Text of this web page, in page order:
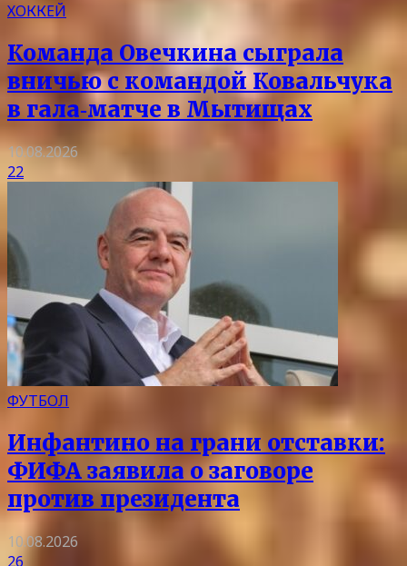
ХОККЕЙ
Команда Овечкина сыграла
вничью с командой Ковальчука
в гала‑матче в Мытищах
10.08.2026
22
ФУТБОЛ
Инфантино на грани отставки:
ФИФА заявила о заговоре
против президента
10.08.2026
26